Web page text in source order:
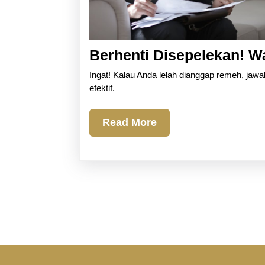
Berhenti Disepelekan!
Ingat! Kalau Anda lelah dianggap remeh,
efektif.
Read MoreRead
More